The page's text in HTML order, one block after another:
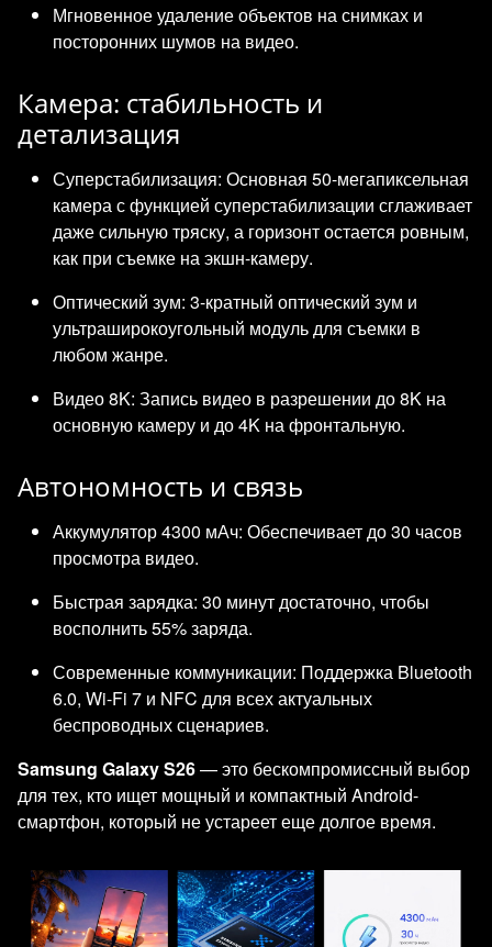
Мгновенное удаление объектов на снимках и
посторонних шумов на видео.
Камера: стабильность и
детализация
Суперстабилизация: Основная 50-мегапиксельная
камера с функцией суперстабилизации сглаживает
даже сильную тряску, а горизонт остается ровным,
как при съемке на экшн-камеру.
Оптический зум: 3-кратный оптический зум и
ультраширокоугольный модуль для съемки в
любом жанре.
Видео 8K: Запись видео в разрешении до 8K на
основную камеру и до 4K на фронтальную.
Автономность и связь
Аккумулятор 4300 мАч: Обеспечивает до 30 часов
просмотра видео.
Быстрая зарядка: 30 минут достаточно, чтобы
восполнить 55% заряда.
Современные коммуникации: Поддержка Bluetooth
6.0, Wi-Fi 7 и NFC для всех актуальных
беспроводных сценариев.
Samsung Galaxy S26— это бескомпромиссный выбор
для тех, кто ищет мощный и компактный Android-
смартфон, который не устареет еще долгое время.